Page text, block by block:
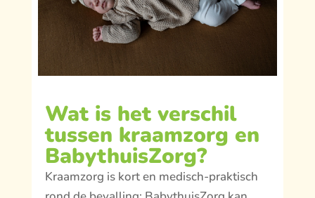
Wat is het verschil
tussen kraamzorg en
BabythuisZorg?
Kraamzorg is kort en medisch-praktisch